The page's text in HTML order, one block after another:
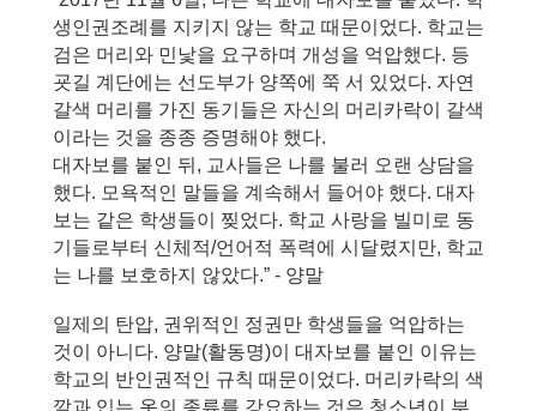
생인권조례를 지키지 않는 학교 때문이었다. 학교는
검은 머리와 민낯을 요구하며 개성을 억압했다. 등
굣길 계단에는 선도부가 양쪽에 쭉 서 있었다. 자연
갈색 머리를 가진 동기들은 자신의 머리카락이 갈색
이라는 것을 종종 증명해야 했다.
대자보를 붙인 뒤, 교사들은 나를 불러 오랜 상담을
했다. 모욕적인 말들을 계속해서 들어야 했다. 대자
보는 같은 학생들이 찢었다. 학교 사랑을 빌미로 동
기들로부터 신체적/언어적 폭력에 시달렸지만, 학교
는 나를 보호하지 않았다.” - 양말
일제의 탄압, 권위적인 정권만 학생들을 억압하는
것이 아니다. 양말(활동명)이 대자보를 붙인 이유는
학교의 반인권적인 규칙 때문이었다. 머리카락의 색
깔과 입는 옷의 종류를 강요하는 것은 청소년이 부